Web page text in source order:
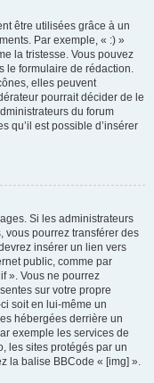
être utilisées grâce à un
Par exemple, « :) »
la tristesse. Vous pouvez
le formulaire de rédaction.
elles peuvent
pourrait décider de le
du forum
qu’il est possible d’insérer
Si les administrateurs
vous pourrez transférer des
insérer un lien vers
public, comme par
». Vous ne pourrez
sur votre propre
soit en lui-même un
hébergées derrière un
exemple les services de
les sites protégés par un
la balise BBCode « [img] ».